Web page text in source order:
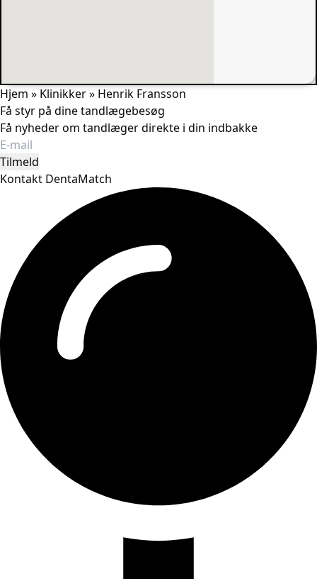
Hjem » Klinikker» Henrik Fransson
Få styr på dine tandlægebesøg
Få nyheder om tandlæger direkte i din indbakke
Tilmeld
Kontakt DentaMatch